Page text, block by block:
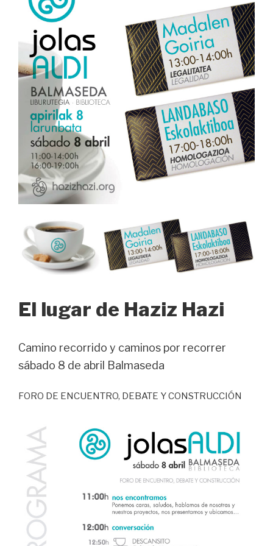
El lugar de Haziz Hazi
Camino recorrido y caminos por recorrer
sábado 8 de abril Balmaseda
FORO DE ENCUENTRO, DEBATE Y CONSTRUCCIÓN